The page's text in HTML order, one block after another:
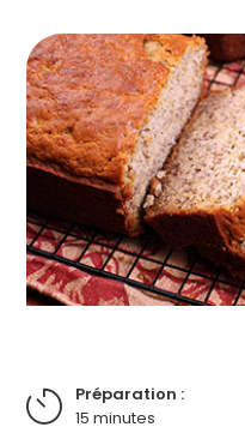
Préparation :
15 minutes